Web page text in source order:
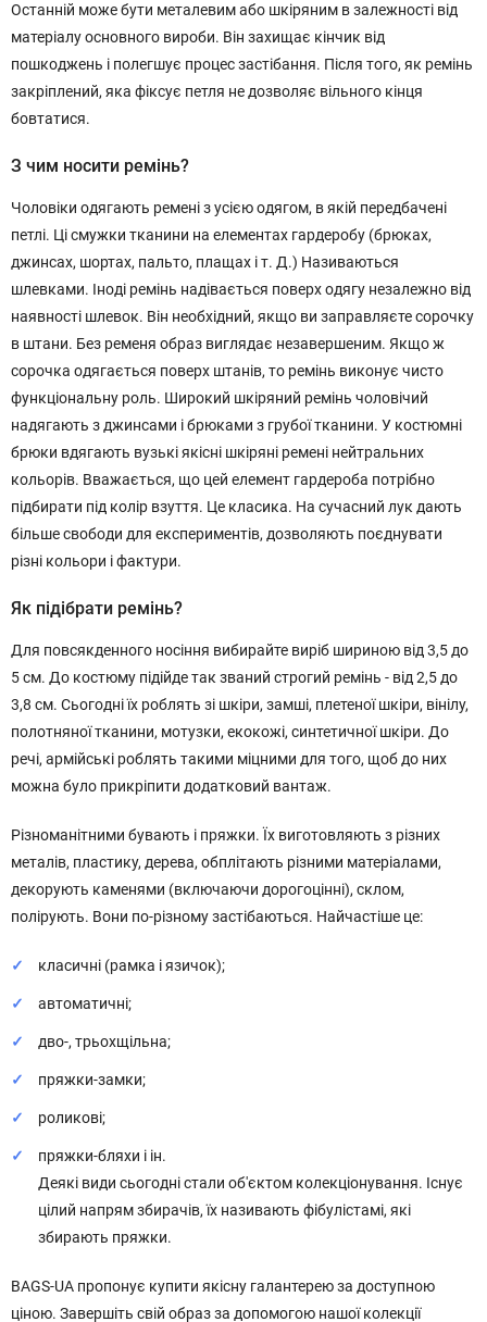
Останній може бути металевим або шкіряним в залежності від
матеріалу основного вироби. Він захищає кінчик від
пошкоджень і полегшує процес застібання. Після того, як ремінь
закріплений, яка фіксує петля не дозволяє вільного кінця
бовтатися.
З чим носити ремінь?
Чоловіки одягають ремені з усією одягом, в якій передбачені
петлі. Ці смужки тканини на елементах гардеробу (брюках,
джинсах, шортах, пальто, плащах і т. Д.) Називаються
шлевками. Іноді ремінь надівається поверх одягу незалежно від
наявності шлевок. Він необхідний, якщо ви заправляєте сорочку
в штани. Без ременя образ виглядає незавершеним. Якщо ж
сорочка одягається поверх штанів, то ремінь виконує чисто
функціональну роль. Широкий шкіряний ремінь чоловічий
надягають з джинсами і брюками з грубої тканини. У костюмні
брюки вдягають вузькі якісні шкіряні ремені нейтральних
кольорів. Вважається, що цей елемент гардероба потрібно
підбирати під колір взуття. Це класика. На сучасний лук дають
більше свободи для експериментів, дозволяють поєднувати
різні кольори і фактури.
Як підібрати ремінь?
Для повсякденного носіння вибирайте виріб шириною від 3,5 до
5 см. До костюму підійде так званий строгий ремінь - від 2,5 до
3,8 см. Сьогодні їх роблять зі шкіри, замші, плетеної шкіри, вінілу,
полотняної тканини, мотузки, екокожі, синтетичної шкіри. До
речі, армійські роблять такими міцними для того, щоб до них
можна було прикріпити додатковий вантаж.
Різноманітними бувають і пряжки. Їх виготовляють з різних
металів, пластику, дерева, обплітають різними матеріалами,
декорують каменями (включаючи дорогоцінні), склом,
полірують. Вони по-різному застібаються. Найчастіше це:
класичні (рамка і язичок);
автоматичні;
дво-, трьохщільна;
пряжки-замки;
роликові;
пряжки-бляхи і ін.
Деякі види сьогодні стали об'єктом колекціонування. Існує
цілий напрям збирачів, їх називають фібулістамі, які
збирають пряжки.
BAGS-UA пропонує купити якісну галантерею за доступною
ціною. Завершіть свій образ за допомогою нашої колекції